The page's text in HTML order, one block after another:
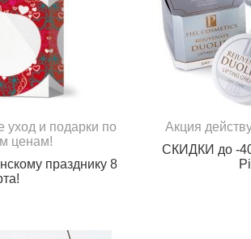
уход и подарки по
ценам!
празднику 8
Акция
СКИДКИ до -